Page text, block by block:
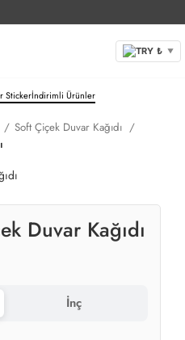
TRY ₺ ▼
Stickerİndirimli Ürünler
Soft Çiçek Duvar Kağıdı
Duvar Kağıdı
İnç